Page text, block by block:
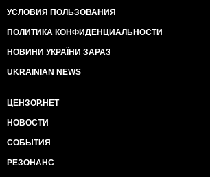
УСЛОВИЯ ПОЛЬЗОВАНИЯ
ПОЛИТИКА КОНФИДЕНЦИАЛЬНОСТИ
НОВИНИ УКРАЇНИ ЗАРАЗ
UKRAINIAN NEWS
ЦЕНЗОР.НЕТ
НОВОСТИ
СОБЫТИЯ
РЕЗОНАНС